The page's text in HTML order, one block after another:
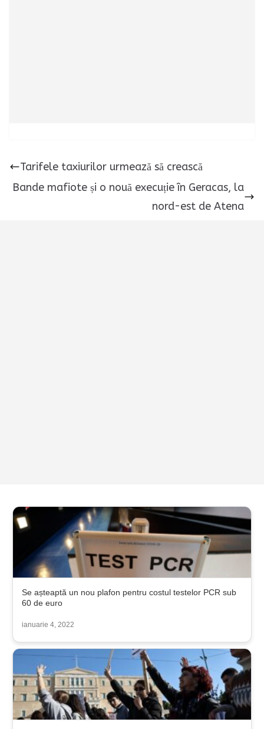
Tarifele taxiurilor urmează să crească
Bande mafiote și o nouă execuție în Geracas, la
nord-est de Atena
Se așteaptă un nou plafon pentru costul testelor PCR sub
60 de euro
ianuarie 4, 2022